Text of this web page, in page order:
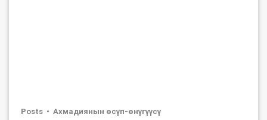
Posts Ахмадиянын өсүп-өнүгүүсү